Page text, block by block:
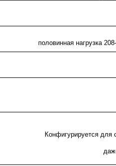
половинная нагрузка
Конфигурируется для